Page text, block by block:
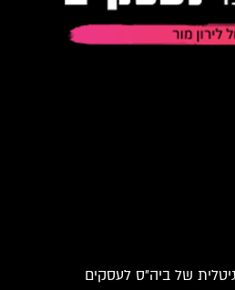
של ביה״ס לעסקים